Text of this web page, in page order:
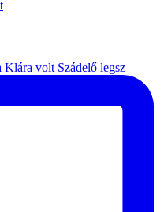
volt Szádelő legsz